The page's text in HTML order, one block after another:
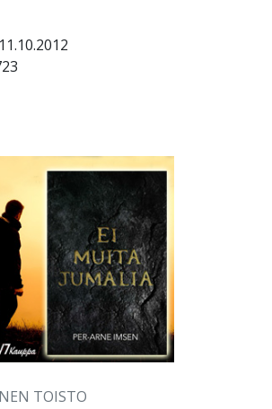
TOISTO